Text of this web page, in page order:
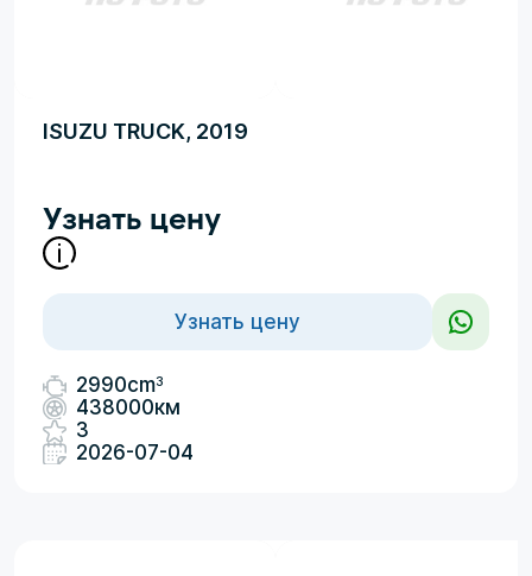
ISUZU TRUCK, 2019
Узнать цену
Узнать цену
2990cm3
438000км
3
2026-07-04